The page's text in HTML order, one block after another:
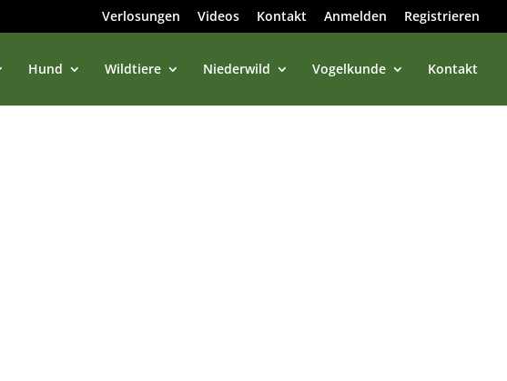
Verlosungen Videos Kontakt Anmelden Registrieren
Hund Wildtiere Niederwild Vogelkunde Kontakt